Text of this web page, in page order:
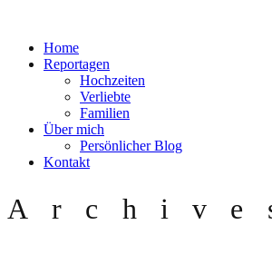
Home
Reportagen
Hochzeiten
Verliebte
Familien
Über mich
Persönlicher Blog
Kontakt